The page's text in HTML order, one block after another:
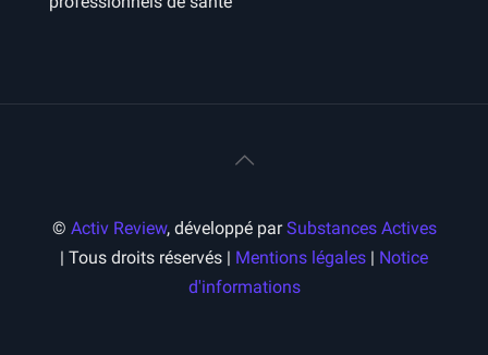
© Activ Review, développé parSubstances Actives
| Tous droits réservés | Mentions légales | Notice
d'informations